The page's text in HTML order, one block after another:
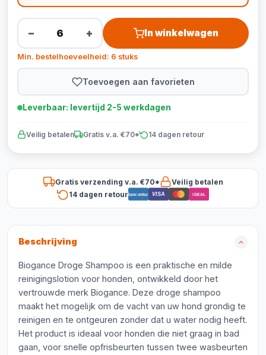
− + In winkelwagen
Min. bestelhoeveelheid: 6 stuks
Toevoegen aan favorieten
Leverbaar: levertijd 2-5 werkdagen
Veilig betalen Gratis v.a. €70* 14 dagen retour
Gratis verzending v.a. €70*
Veilig betalen
14 dagen retourBancontact VISA iDEAL
Beschrijving
Biogance Droge Shampoo is een praktische en milde
reinigingslotion voor honden, ontwikkeld door het
vertrouwde merk Biogance. Deze droge shampoo
maakt het mogelijk om de vacht van uw hond grondig te
reinigen en te ontgeuren zonder dat u water nodig heeft.
Het product is ideaal voor honden die niet graag in bad
gaan, voor snelle opfrisbeurten tussen twee wasbeurten